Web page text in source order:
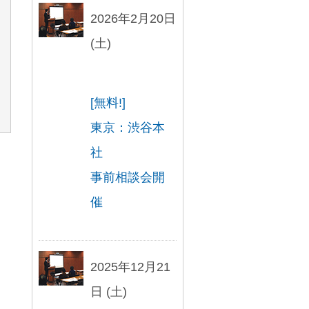
2026年2月20日
(土)
[無料!]
東京：渋谷本
社
事前相談会開
催
2025年12月21
日 (土)